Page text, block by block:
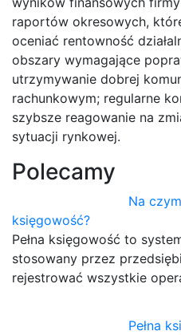
raportów okresowych,
oceniać rentowność
obszary wymagające
utrzymywanie dobrej
rachunkowym; regularne
szybsze reagowanie na
sytuacji rynkowej.
Polecamy
Na
księgowość?
Pełna księgowość to
stosowany przez
rejestrować wszystkie
Pełna